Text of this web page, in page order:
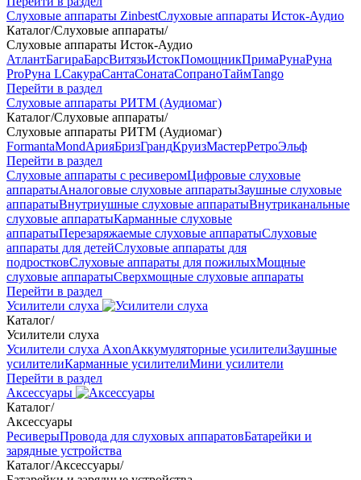
Слуховые аппараты ZinbestСлуховые аппараты Исток-Аудио
Каталог/Слуховые аппараты/
Слуховые аппараты Исток-Аудио
АтлантБагираБарсВитязьИстокПомощникПримаРунаРуна
ProРуна LСакураСантаСонатаСопраноТаймTango
Перейти в раздел
Слуховые аппараты РИТМ (Аудиомаг)
Каталог/Слуховые аппараты/
Слуховые аппараты РИТМ (Аудиомаг)
FormantaMondАрияБризГрандКруизМастерРетроЭльф
Перейти в раздел
Слуховые аппараты с ресиверомЦифровые слуховые
аппаратыАналоговые слуховые аппаратыЗаушные слуховые
аппаратыВнутриушные слуховые аппаратыВнутриканальные
слуховые аппаратыКарманные слуховые
аппаратыПерезаряжаемые слуховые аппаратыСлуховые
аппараты для детейСлуховые аппараты для
подростковСлуховые аппараты для пожилыхМощные
слуховые аппаратыСверхмощные слуховые аппараты
Перейти в раздел
Усилители слуха
Каталог/
Усилители слуха
Усилители слуха AxonАккумуляторные усилителиЗаушные
усилителиКарманные усилителиМини усилители
Перейти в раздел
Аксессуары
Каталог/
Аксессуары
РесиверыПровода для слуховых аппаратовБатарейки и
зарядные устройства
Каталог/Аксессуары/